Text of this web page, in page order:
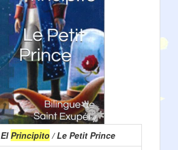
ElPrincipito / Le Petit Prince